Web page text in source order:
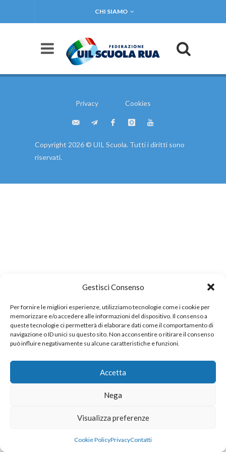
Gestisci Consenso
Per fornire le migliori esperienze, utilizziamo tecnologie come i cookie per
memorizzare e/o accedere alle informazioni del dispositivo. Il consenso a
queste tecnologie ci permetterà di elaborare dati come il comportamento di
navigazione o ID unici su questo sito. Non acconsentire o ritirare il consenso
può influire negativamente su alcune caratteristiche e funzioni.
Accetta
Nega
Visualizza preferenze
Cookie PolicyPrivacyContatti
CHI SIAMO
Privacy Cookies
Copyright 2026 © UIL Scuola. Tutti i diritti sono
riservati.